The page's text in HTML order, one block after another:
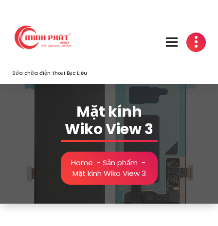
content
Sửa chữa điện thoại Bạc Liêu
Mặt kính
Wiko View 3
Home - Sản phẩm -
Mặt kính Wiko View 3